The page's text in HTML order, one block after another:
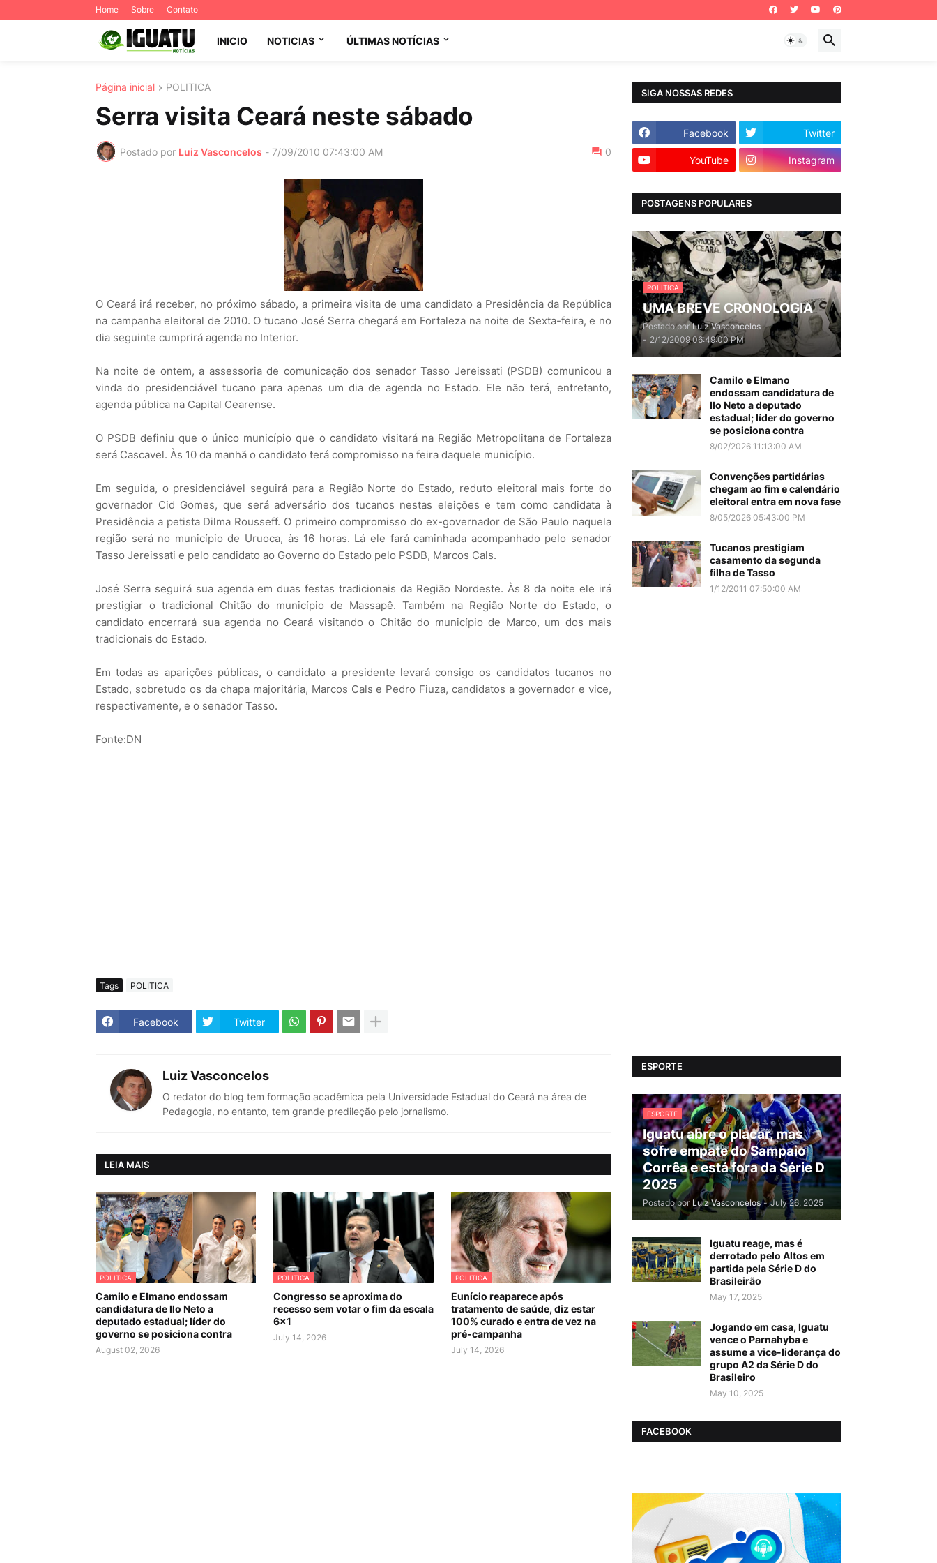
Home Sobre Contato
INICIO NOTICIAS ÚLTIMAS NOTÍCIAS
Página inicial POLITICA
Serra visita Ceará neste sábado
Postado por Luiz Vasconcelos - 7/09/2010 07:43:00 AM 0
O Ceará irá receber, no próximo sábado, a primeira visita de uma candidato a Presidência da República
na campanha eleitoral de 2010. O tucano José Serra chegará em Fortaleza na noite de Sexta-feira, e no
dia seguinte cumprirá agenda no Interior.
Na noite de ontem, a assessoria de comunicação dos senador Tasso Jereissati (PSDB) comunicou a
vinda do presidenciável tucano para apenas um dia de agenda no Estado. Ele não terá, entretanto,
agenda pública na Capital Cearense.
O PSDB definiu que o único município que o candidato visitará na Região Metropolitana de Fortaleza
será Cascavel. Às 10 da manhã o candidato terá compromisso na feira daquele município.
Em seguida, o presidenciável seguirá para a Região Norte do Estado, reduto eleitoral mais forte do
governador Cid Gomes, que será adversário dos tucanos nestas eleições e tem como candidata à
Presidência a petista Dilma Rousseff. O primeiro compromisso do ex-governador de São Paulo naquela
região será no município de Uruoca, às 16 horas. Lá ele fará caminhada acompanhado pelo senador
Tasso Jereissati e pelo candidato ao Governo do Estado pelo PSDB, Marcos Cals.
José Serra seguirá sua agenda em duas festas tradicionais da Região Nordeste. Às 8 da noite ele irá
prestigiar o tradicional Chitão do município de Massapê. Também na Região Norte do Estado, o
candidato encerrará sua agenda no Ceará visitando o Chitão do município de Marco, um dos mais
tradicionais do Estado.
Em todas as aparições públicas, o candidato a presidente levará consigo os candidatos tucanos no
Estado, sobretudo os da chapa majoritária, Marcos Cals e Pedro Fiuza, candidatos a governador e vice,
respectivamente, e o senador Tasso.
Fonte:DN
Tags POLITICA
Facebook Twitter
Luiz Vasconcelos
O redator do blog tem formação acadêmica pela Universidade Estadual do Ceará na área de
Pedagogia, no entanto, tem grande predileção pelo jornalismo.
LEIA MAIS
POLITICA
Camilo e Elmano endossam
candidatura de Ilo Neto a
deputado estadual; líder do
governo se posiciona contra
August 02, 2026
POLITICA
Congresso se aproxima do
recesso sem votar o fim da escala
6×1
July 14, 2026
POLITICA
Eunício reaparece após
tratamento de saúde, diz estar
100% curado e entra de vez na
pré-campanha
July 14, 2026
SIGA NOSSAS REDES
Facebook Twitter
YouTube Instagram
POSTAGENS POPULARES
POLITICA
UMA BREVE CRONOLOGIA
Postado por Luiz Vasconcelos
- 2/12/2009 06:49:00 PM
Camilo e Elmano
endossam candidatura de
Ilo Neto a deputado
estadual; líder do governo
se posiciona contra
8/02/2026 11:13:00 AM
Convenções partidárias
chegam ao fim e calendário
eleitoral entra em nova fase
8/05/2026 05:43:00 PM
Tucanos prestigiam
casamento da segunda
filha de Tasso
1/12/2011 07:50:00 AM
ESPORTE
ESPORTE
Iguatu abre o placar, mas
sofre empate do Sampaio
Corrêa e está fora da Série D
2025
Postado por Luiz Vasconcelos - July 26, 2025
Iguatu reage, mas é
derrotado pelo Altos em
partida pela Série D do
Brasileirão
May 17, 2025
Jogando em casa, Iguatu
vence o Parnahyba e
assume a vice-liderança do
grupo A2 da Série D do
Brasileiro
May 10, 2025
FACEBOOK